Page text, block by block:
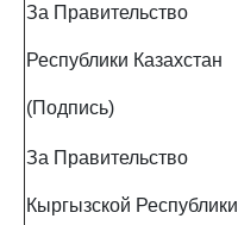
За Правительство
Республики Казахстан
(Подпись)
За Правительство
Кыргызской Республики